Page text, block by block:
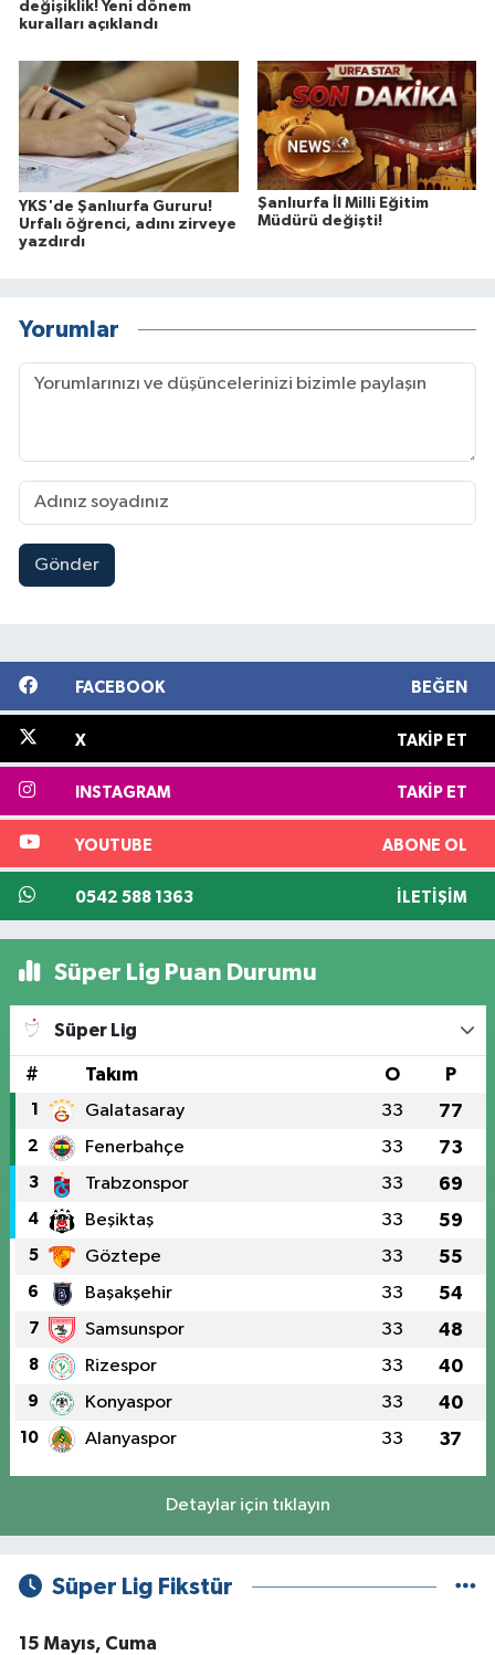
değişiklik! Yeni dönem
kuralları açıklandı
YKS'de Şanlıurfa Gururu!
Urfalı öğrenci, adını zirveye
yazdırdı
Şanlıurfa İl Milli Eğitim
Müdürü değişti!
Yorumlar
Gönder
FACEBOOK BEĞEN
X TAKIP ET
INSTAGRAM TAKIP ET
YOUTUBE ABONE OL
0542 588 1363 İLETIŞIM
Süper Lig Puan Durumu
Süper Lig
# Takım O P
1 Galatasaray 33 77
2 Fenerbahçe 33 73
3 Trabzonspor 33 69
4 Beşiktaş 33 59
5 Göztepe 33 55
6 Başakşehir 33 54
7 Samsunspor 33 48
8 Rizespor 33 40
9 Konyaspor 33 40
10 Alanyaspor 33 37
Detaylar için tıklayın
Süper Lig Fikstür
15 Mayıs, Cuma